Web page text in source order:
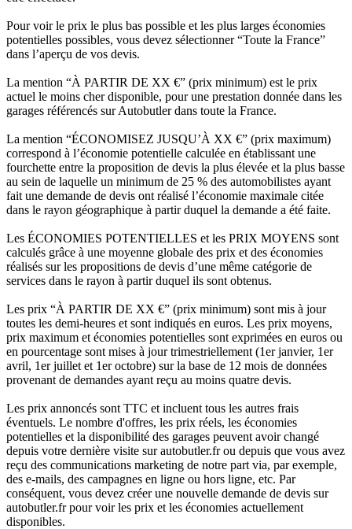
Pour voir le prix le plus bas possible et les plus larges économies
potentielles possibles, vous devez sélectionner “Toute la France”
dans l’aperçu de vos devis.
La mention “À PARTIR DE XX €” (prix minimum) est le prix
actuel le moins cher disponible, pour une prestation donnée dans les
garages référencés sur Autobutler dans toute la France.
La mention “ÉCONOMISEZ JUSQU’À XX €” (prix maximum)
correspond à l’économie potentielle calculée en établissant une
fourchette entre la proposition de devis la plus élevée et la plus basse
au sein de laquelle un minimum de 25 % des automobilistes ayant
fait une demande de devis ont réalisé l’économie maximale citée
dans le rayon géographique à partir duquel la demande a été faite.
Les ÉCONOMIES POTENTIELLES et les PRIX MOYENS sont
calculés grâce à une moyenne globale des prix et des économies
réalisés sur les propositions de devis d’une même catégorie de
services dans le rayon à partir duquel ils sont obtenus.
Les prix “À PARTIR DE XX €” (prix minimum) sont mis à jour
toutes les demi-heures et sont indiqués en euros. Les prix moyens,
prix maximum et économies potentielles sont exprimées en euros ou
en pourcentage sont mises à jour trimestriellement (1er janvier, 1er
avril, 1er juillet et 1er octobre) sur la base de 12 mois de données
provenant de demandes ayant reçu au moins quatre devis.
Les prix annoncés sont TTC et incluent tous les autres frais
éventuels. Le nombre d'offres, les prix réels, les économies
potentielles et la disponibilité des garages peuvent avoir changé
depuis votre dernière visite sur autobutler.fr ou depuis que vous avez
reçu des communications marketing de notre part via, par exemple,
des e-mails, des campagnes en ligne ou hors ligne, etc. Par
conséquent, vous devez créer une nouvelle demande de devis sur
autobutler.fr pour voir les prix et les économies actuellement
disponibles.